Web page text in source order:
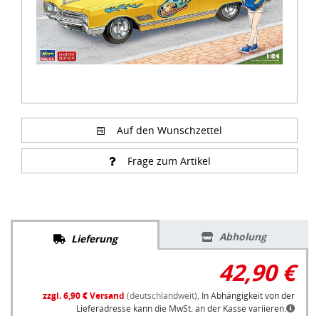
Auf den Wunschzettel
Frage zum Artikel
Lieferung Abholung
42,90 €
zzgl. 6,90 € Versand (deutschlandweit), In Abhängigkeit von der
Lieferadresse kann die MwSt. an der Kasse variieren.